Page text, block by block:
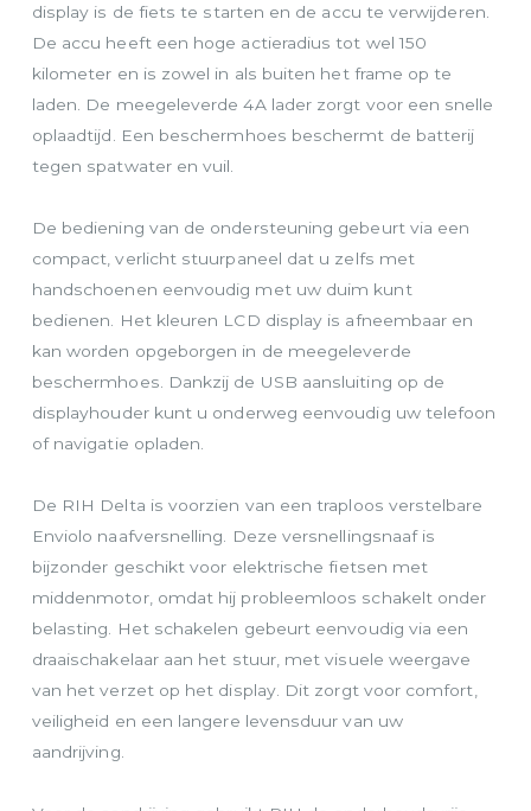
display is de fiets te starten en de accu te verwijderen.
De accu heeft een hoge actieradius tot wel 150
kilometer en is zowel in als buiten het frame op te
laden. De meegeleverde 4A lader zorgt voor een snelle
oplaadtijd. Een beschermhoes beschermt de batterij
tegen spatwater en vuil.
De bediening van de ondersteuning gebeurt via een
compact, verlicht stuurpaneel dat u zelfs met
handschoenen eenvoudig met uw duim kunt
bedienen. Het kleuren LCD display is afneembaar en
kan worden opgeborgen in de meegeleverde
beschermhoes. Dankzij de USB aansluiting op de
displayhouder kunt u onderweg eenvoudig uw telefoon
of navigatie opladen.
De RIH Delta is voorzien van een traploos verstelbare
Enviolo naafversnelling. Deze versnellingsnaaf is
bijzonder geschikt voor elektrische fietsen met
middenmotor, omdat hij probleemloos schakelt onder
belasting. Het schakelen gebeurt eenvoudig via een
draaischakelaar aan het stuur, met visuele weergave
van het verzet op het display. Dit zorgt voor comfort,
veiligheid en een langere levensduur van uw
aandrijving.